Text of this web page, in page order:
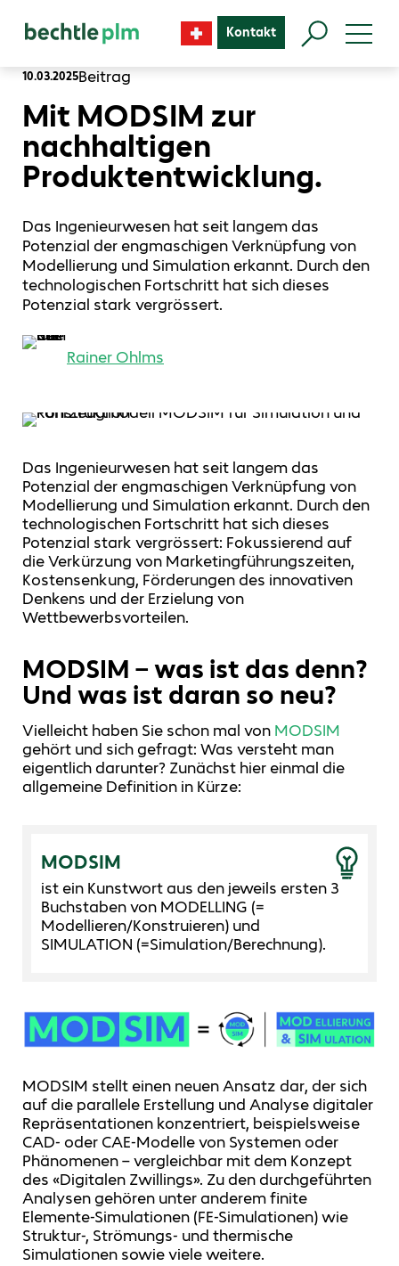
Kontakt
10.03.2025Beitrag
Mit MODSIM zur
nachhaltigen
Produktentwicklung.
Das Ingenieurwesen hat seit langem das
Potenzial der engmaschigen Verknüpfung von
Modellierung und Simulation erkannt. Durch den
technologischen Fortschritt hat sich dieses
Potenzial stark vergrössert.
Rainer Ohlms
Das Ingenieurwesen hat seit langem das
Potenzial der engmaschigen Verknüpfung von
Modellierung und Simulation erkannt. Durch den
technologischen Fortschritt hat sich dieses
Potenzial stark vergrössert: Fokussierend auf
die Verkürzung von Marketingführungszeiten,
Kostensenkung, Förderungen des innovativen
Denkens und der Erzielung von
Wettbewerbsvorteilen.
MODSIM – was ist das denn?
Und was ist daran so neu?
Vielleicht haben Sie schon mal von MODSIM
gehört und sich gefragt: Was versteht man
eigentlich darunter? Zunächst hier einmal die
allgemeine Definition in Kürze:
MODSIM
ist ein Kunstwort aus den jeweils ersten 3
Buchstaben von MODELLING (=
Modellieren/Konstruieren) und
SIMULATION (=Simulation/Berechnung).
MODSIM stellt einen neuen Ansatz dar, der sich
auf die parallele Erstellung und Analyse digitaler
Repräsentationen konzentriert, beispielsweise
CAD- oder CAE-Modelle von Systemen oder
Phänomenen – vergleichbar mit dem Konzept
des «Digitalen Zwillings». Zu den durchgeführten
Analysen gehören unter anderem finite
Elemente-Simulationen (FE-Simulationen) wie
Struktur-, Strömungs- und thermische
Simulationen sowie viele weitere.